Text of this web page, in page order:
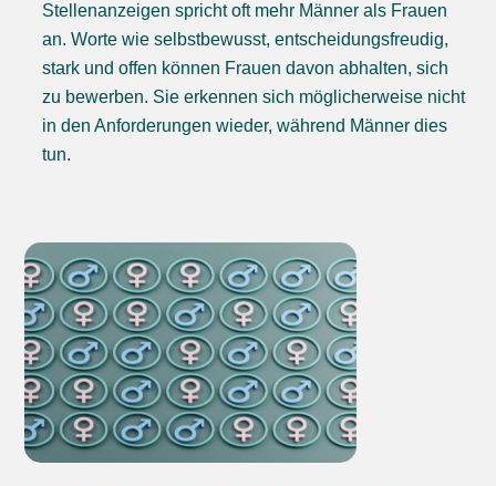
Stellenanzeigen spricht oft mehr Männer als Frauen
an. Worte wie selbstbewusst, entscheidungsfreudig,
stark und offen können Frauen davon abhalten, sich
zu bewerben. Sie erkennen sich möglicherweise nicht
in den Anforderungen wieder, während Männer dies
tun.